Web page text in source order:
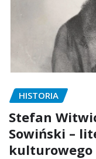
HISTORIA
Stefan
Sowiński –
kulturowego